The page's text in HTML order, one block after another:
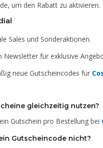
um den Rabatt zu aktivieren.
Sales und Sonderaktionen.
Newsletter für exklusive
neue Gutscheincodes für
gleichzeitig nutzen?
Gutschein pro Bestellung bei
Gutscheincode nicht?